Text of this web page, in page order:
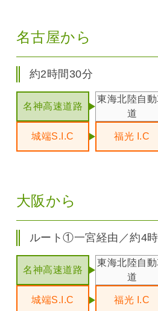
名古屋から
約2時間30分
名神高速道路
東海北陸自
道
城端S.I.C 福光 I.C
大阪から
ルート①一宮経由／約4
名神高速道路
東海北陸自
道
城端S.I.C 福光 I.C